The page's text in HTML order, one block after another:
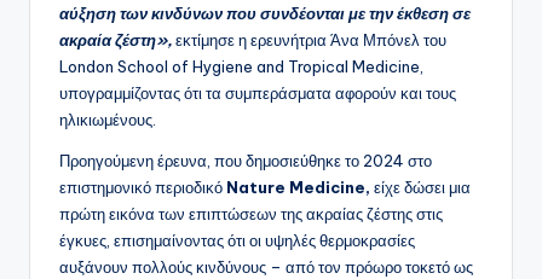
αύξηση των κινδύνων που συνδέονται με την έκθεση σε
ακραία ζέστη»,εκτίμησε η ερευνήτρια Άνα Μπόνελ του
London School of Hygiene and Tropical Medicine,
υπογραμμίζοντας ότι τα συμπεράσματα αφορούν και τους
ηλικιωμένους.
Προηγούμενη έρευνα, που δημοσιεύθηκε το 2024 στο
επιστημονικό περιοδικό Nature Medicine, είχε δώσει μια
πρώτη εικόνα των επιπτώσεων της ακραίας ζέστης στις
έγκυες, επισημαίνοντας ότι οι υψηλές θερμοκρασίες
αυξάνουν πολλούς κινδύνους – από τον πρόωρο τοκετό ως